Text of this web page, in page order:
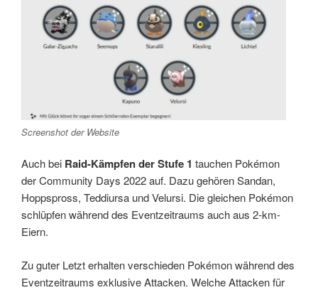
Screenshot der Website
Auch bei Raid-Kämpfen der Stufe 1 tauchen Pokémon
der Community Days 2022 auf. Dazu gehören Sandan,
Hoppspross, Teddiursa und Velursi. Die gleichen Pokémon
schlüpfen während des Eventzeitraums auch aus 2-km-
Eiern.
Zu guter Letzt erhalten verschieden Pokémon während des
Eventzeitraums exklusive Attacken. Welche Attacken für